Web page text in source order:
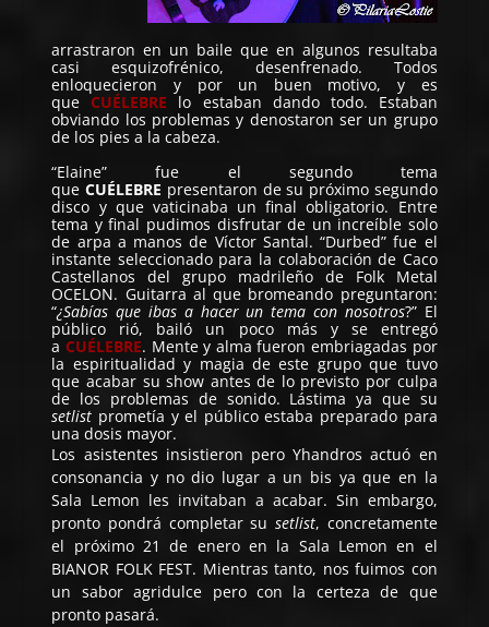
arrastraron en un baile que en algunos resultaba
casi esquizofrénico, desenfrenado. Todos
enloquecieron y por un buen motivo, y es
que CUÉLEBRE lo estaban dando todo. Estaban
obviando los problemas y denostaron ser un grupo
de los pies a la cabeza.
“Elaine” fue el segundo tema
queCUÉLEBRE presentaron de su próximo segundo
disco y que vaticinaba un final obligatorio. Entre
tema y final pudimos disfrutar de un increíble solo
de arpa a manos de Víctor Santal. “Durbed” fue el
instante seleccionado para la colaboración de Caco
Castellanos del grupo madrileño de Folk Metal
OCELON. Guitarra al que bromeando preguntaron:
“¿Sabías que ibas a hacer un tema con nosotros?” El
público rió, bailó un poco más y se entregó
a CUÉLEBRE. Mente y alma fueron embriagadas por
la espiritualidad y magia de este grupo que tuvo
que acabar su show antes de lo previsto por culpa
de los problemas de sonido. Lástima ya que su
setlist prometía y el público estaba preparado para
una dosis mayor.
Los asistentes insistieron pero Yhandros actuó en
consonancia y no dio lugar a un bis ya que en la
Sala Lemon les invitaban a acabar. Sin embargo,
pronto pondrá completar su setlist, concretamente
el próximo 21 de enero en la Sala Lemon en el
BIANOR FOLK FEST. Mientras tanto, nos fuimos con
un sabor agridulce pero con la certeza de que
pronto pasará.